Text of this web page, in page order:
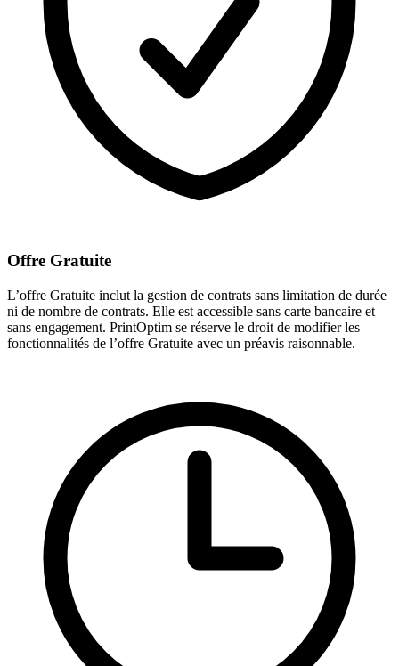
Offre Gratuite
L’offre Gratuite inclut la gestion de contrats sans limitation de durée
ni de nombre de contrats. Elle est accessible sans carte bancaire et
sans engagement. PrintOptim se réserve le droit de modifier les
fonctionnalités de l’offre Gratuite avec un préavis raisonnable.